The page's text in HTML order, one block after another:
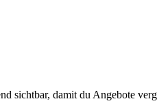
sichtbar, damit du Angebote